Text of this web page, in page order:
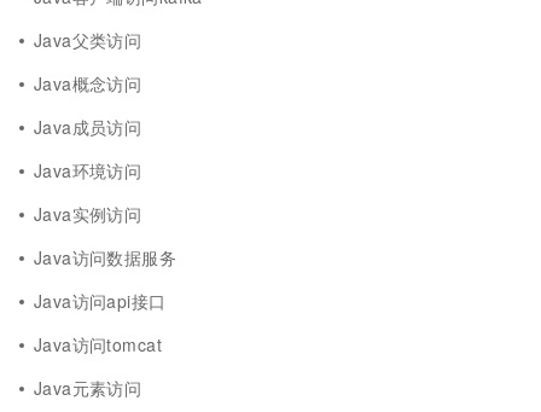
Java父类访问
Java概念访问
Java成员访问
Java环境访问
Java实例访问
Java访问数据服务
Java访问api接口
Java访问tomcat
Java元素访问